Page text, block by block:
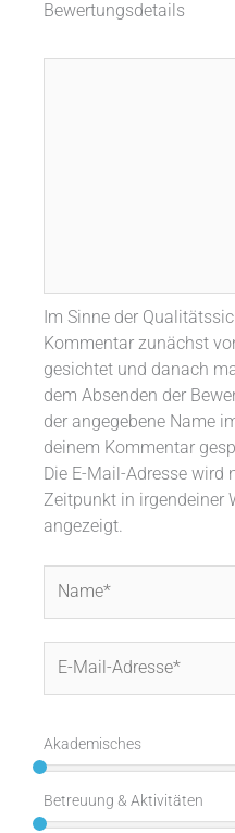
Bewertungsdetails
Im Sinne der
Kommentar zunächst
gesichtet und danach
dem Absenden der
der angegebene Name
deinem Kommentar
Die E-Mail-Adresse wird
Zeitpunkt in irgendeiner
angezeigt.
Mail-
Akademisches
Betreuung & Aktivitäten